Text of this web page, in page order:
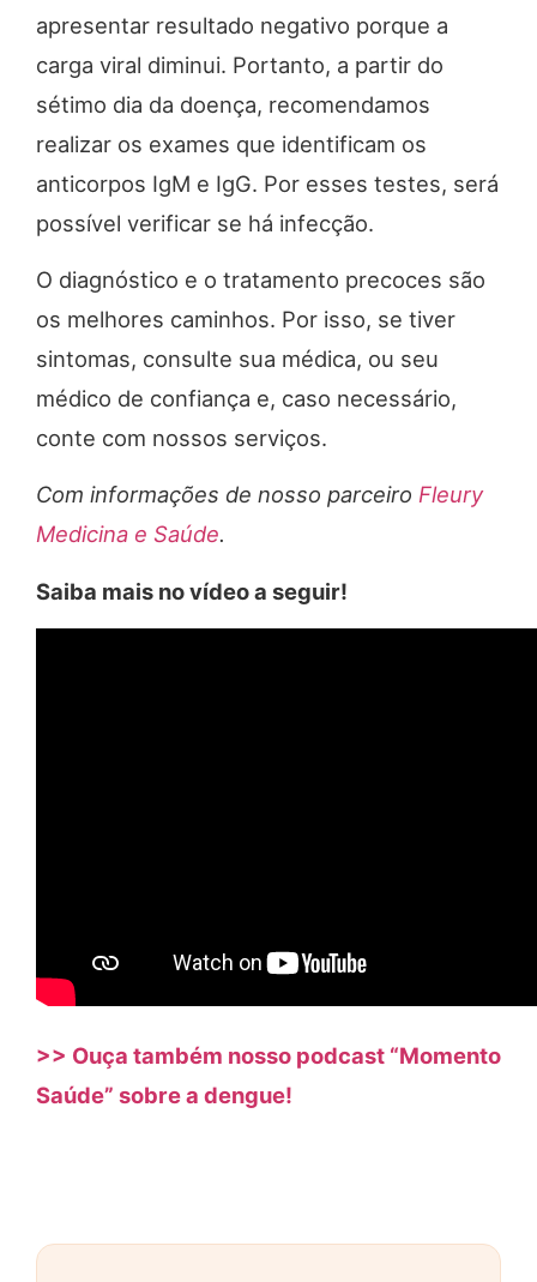
apresentar resultado negativo porque a
carga viral diminui. Portanto, a partir do
sétimo dia da doença, recomendamos
realizar os exames que identificam os
anticorpos IgM e IgG. Por esses testes, será
possível verificar se há infecção.
O diagnóstico e o tratamento precoces são
os melhores caminhos. Por isso, se tiver
sintomas, consulte sua médica, ou seu
médico de confiança e, caso necessário,
conte com nossos serviços.
Com informações de nosso parceiro Fleury
Medicina e Saúde.
Saiba mais no vídeo a seguir!
>> Ouça também nosso podcast “Momento
Saúde” sobre a dengue!